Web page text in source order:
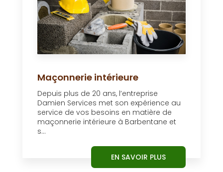
Maçonnerie intérieure
Depuis plus de 20 ans, l’entreprise
Damien Services met son expérience au
service de vos besoins en matière de
maçonnerie intérieure à Barbentane et
s...
EN SAVOIR PLUS